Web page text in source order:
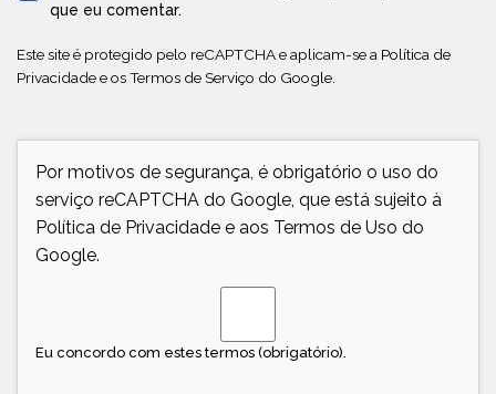
que eu comentar.
Este site é protegido pelo reCAPTCHA e aplicam-se a Política de
Privacidadee osTermos de Serviço do Google.
Por motivos de segurança, é obrigatório o uso do
serviço reCAPTCHA do Google, que está sujeito à
Política de Privacidade e aos Termos de Uso do
Google.
Eu concordo com estes termos (obrigatório).